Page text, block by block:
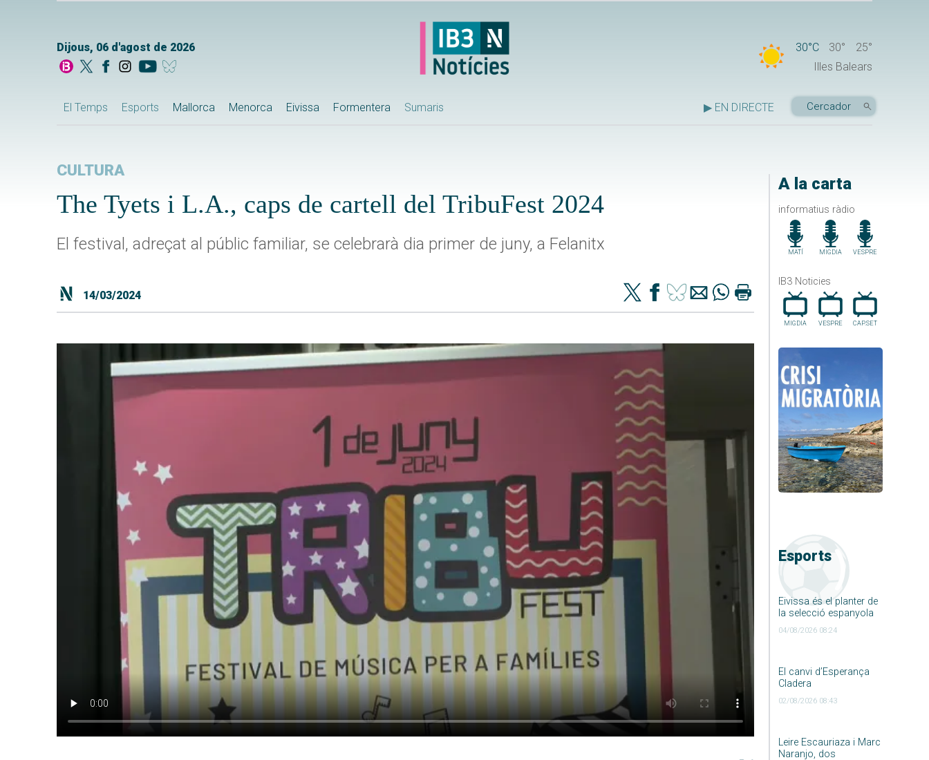
Dijous, 06 d'agost de 2026 30°C 30°
25°
Illes Balears
El Temps Esports Mallorca Menorca Eivissa Formentera Sumaris ▶ EN DIRECTE
A la carta
informatius ràdio
MATÍ MIGDIA VESPRE
IB3 Noticies
MIGDIA VESPRE CAP.SET
Esports
Eivissa és el planter de
la selecció espanyola
04/08/2026 08:24
El canvi d’Esperança
Cladera
02/08/2026 08:43
Leire Escauriaza i Marc
Naranjo, dos
CULTURA
The Tyets i L.A., caps de cartell del TribuFest 2024
El festival, adreçat al públic familiar, se celebrarà dia primer de juny, a Felanitx
14/03/2024